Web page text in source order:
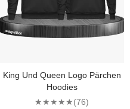
King Und Queen Logo Pärchen
Hoodies
★★★★★(76)